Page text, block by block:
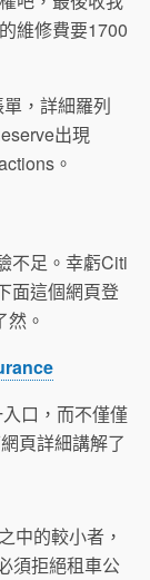
維修費要1700
，詳細羅列
出現
。
不足。幸虧Citi
面這個網頁登
。
口，而不僅僅
頁詳細講解了
中的較小者，
須拒絕租車公